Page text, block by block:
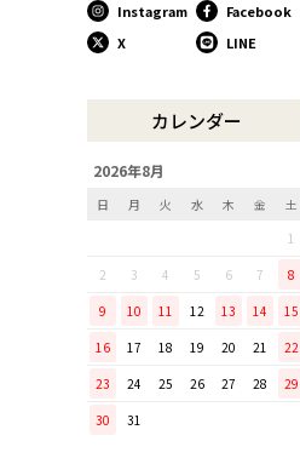
使い込んで育てる道具、卵焼
き鍋
リンゴのための魅せるナイフ
『pomme』
「毎日納豆を食べていま
てほしい山只華陶苑の納豆鉢
調理から盛り付けまでこなす
「寿 菜箸」は、とても優秀
作所のペティナイフ「ゆり
ミニパンのお手入れ方法
ミニパン（大）で料理を楽し
Instagram
Facebook
X
LINE
カレンダー
2026年8月
日 月 火 水 木 金
土
1
2
3 4 5 6 7
8
9
10 11 12 13 14
15
16
17 18 19 20 21
22
23
24 25 26 27 28
29
30
31